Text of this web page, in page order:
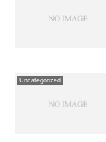
Uncategorized